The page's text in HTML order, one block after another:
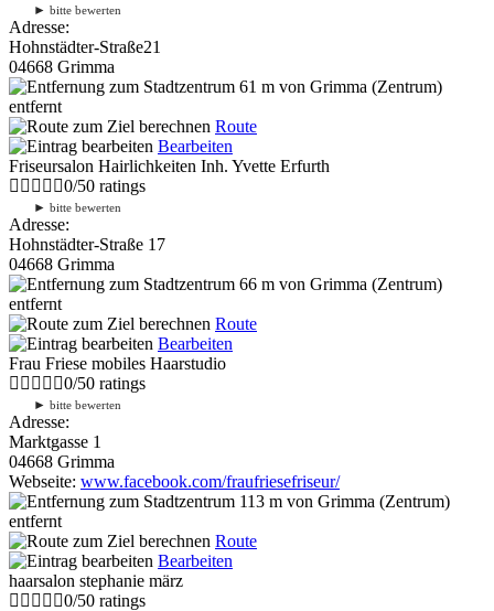
► bitte bewerten
Adresse:
Hohnstädter-Straße21
04668 Grimma
61 m von Grimma (Zentrum)
entfernt
Route
Bearbeiten
Friseursalon Hairlichkeiten Inh. Yvette Erfurth
0/50 ratings
► bitte bewerten
Adresse:
Hohnstädter-Straße 17
04668 Grimma
66 m von Grimma (Zentrum)
entfernt
Route
Bearbeiten
Frau Friese mobiles Haarstudio
0/50 ratings
► bitte bewerten
Adresse:
Marktgasse 1
04668 Grimma
Webseite: www.facebook.com/fraufriesefriseur/
113 m von Grimma (Zentrum)
entfernt
Route
Bearbeiten
haarsalon stephanie märz
0/50 ratings